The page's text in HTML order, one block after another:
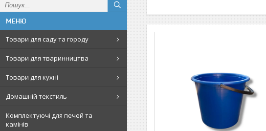
Товари для саду та городу
Товари для тваринництва
Товари для кухні
Домашній текстиль
Комплектуючі для печей та
камінів